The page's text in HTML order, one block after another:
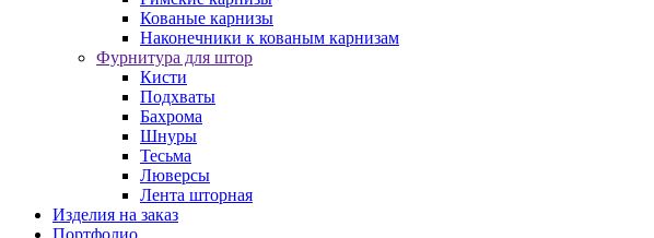
Кованые карнизы
Наконечники к кованым карнизам
Фурнитура для штор
Кисти
Подхваты
Бахрома
Шнуры
Тесьма
Люверсы
Лента шторная
Изделия на заказ
Портфолио